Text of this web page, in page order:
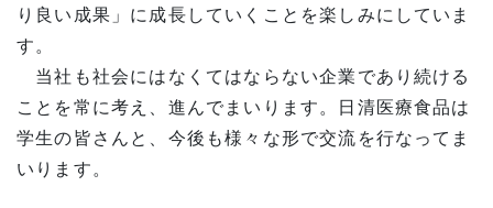
り良い成果」に成長していくことを楽しみにしていま
す。
当社も社会にはなくてはならない企業であり続ける
ことを常に考え、進んでまいります。日清医療食品は
学生の皆さんと、今後も様々な形で交流を行なってま
いります。